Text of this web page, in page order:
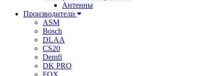
Антенны
Производители
ASM
Bosch
DLAA
CS20
Demfi
DK PRO
FOX